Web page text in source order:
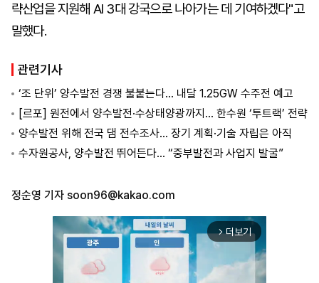
략산업을 지원해 AI 3대 강국으로 나아가는 데 기여하겠다"고
말했다.
관련기사
‘조 단위’ 양수발전 경쟁 불붙는다… 내달 1.25GW 수주전 예고
[르포] 원전에서 양수발전·수상태양광까지… 한수원 ‘투트랙’ 전략
양수발전 위해 전국 댐 전수조사… 장기 계획·기술 자립은 아직
수자원공사, 양수발전 뛰어든다… “중부발전과 사업지 발굴”
정순영 기자 soon96@kakao.com
arrow_forward_ios 더보기